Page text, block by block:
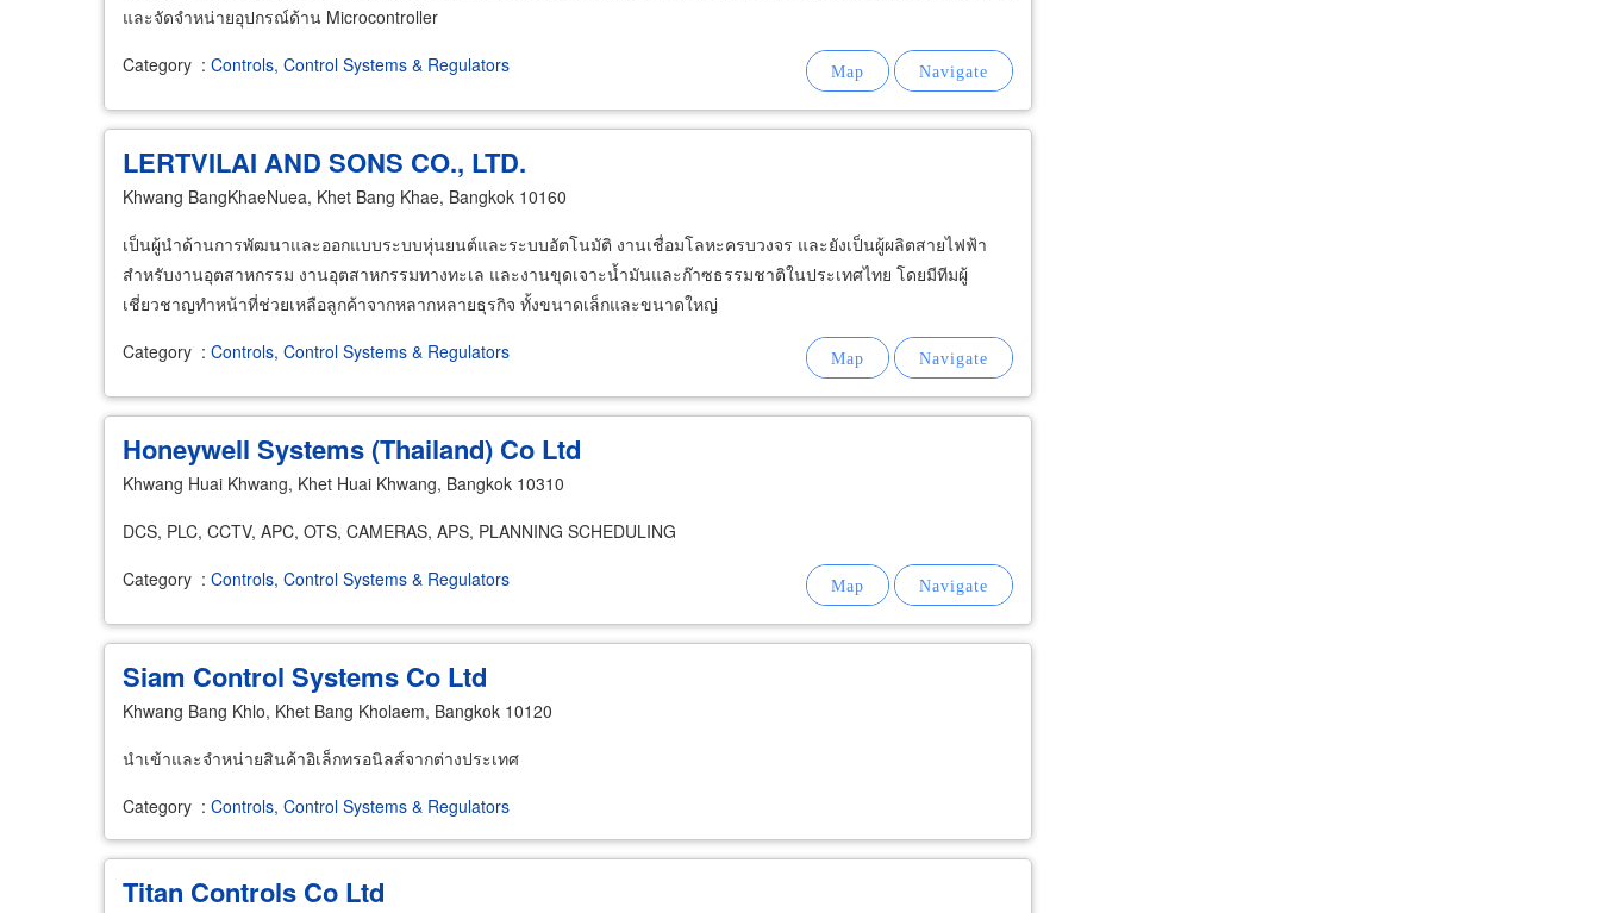
และจัดจำหน่ายอุปกรณ์ด้าน Microcontroller
Category : Controls, Control Systems & Regulators
LERTVILAI AND SONS CO., LTD.
Khwang BangKhaeNuea, Khet Bang Khae, Bangkok 10160
เป็นผู้นำด้านการพัฒนาและออกแบบระบบหุ่นยนต์และระบบอัตโนมัติ งานเชื่อมโลหะครบวงจร และยังเป็นผู้ผลิตสายไฟฟ้า
สำหรับงานอุตสาหกรรม งานอุตสาหกรรมทางทะเล และงานขุดเจาะน้ำมันและก๊าซธรรมชาติในประเทศไทย โดยมีทีมผู้
เชี่ยวชาญทำหน้าที่ช่วยเหลือลูกค้าจากหลากหลายธุรกิจ ทั้งขนาดเล็กและขนาดใหญ่
Category : Controls, Control Systems & Regulators
Honeywell Systems (Thailand) Co Ltd
Khwang Huai Khwang, Khet Huai Khwang, Bangkok 10310
DCS, PLC, CCTV, APC, OTS, CAMERAS, APS, PLANNING SCHEDULING
Category : Controls, Control Systems & Regulators
Siam Control Systems Co Ltd
Khwang Bang Khlo, Khet Bang Kholaem, Bangkok 10120
นำเข้าและจำหน่ายสินค้าอิเล็กทรอนิลส์จากต่างประเทศ
Category : Controls, Control Systems & Regulators
Titan Controls Co Ltd